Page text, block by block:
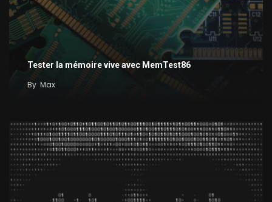
Tester la mémoire vive avec MemTest86
By Max